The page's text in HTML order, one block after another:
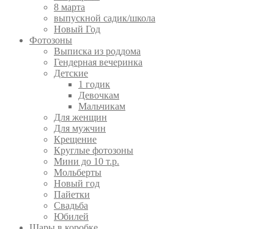
8 марта
выпускной садик/школа
Новый Год
Фотозоны
Выписка из роддома
Гендерная вечеринка
Детские
1 годик
Девочкам
Мальчикам
Для женщин
Для мужчин
Крещение
Круглые фотозоны
Мини до 10 т.р.
Мольберты
Новый год
Пайетки
Свадьба
Юбилей